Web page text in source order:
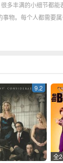
多丰满的小细节都能
物。每个人都需要
9.2
全